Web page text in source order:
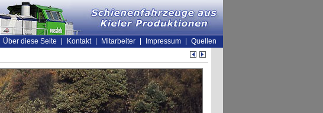
Über diese Seite Kontakt Mitarbeiter Impressum
Quellen